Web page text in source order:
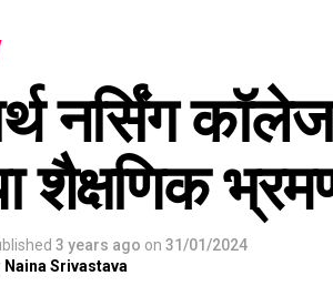
नर्सिंग
शैक्षणिक
3 years ago on 31/01/2024
Naina Srivastava